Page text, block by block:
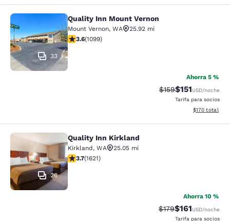
Quality Inn Mount Vernon
33
Quality Inn Mount Vernon
Mount Vernon, WA
25.92 mi
calificación de 3.6 estrellas. Bueno. 1099 reseñas
3.6(1099)
Ahorra 5 %
Precio tachado:
$159Precio con
$151USD/noche
Tarifa para socios
Ver detalles
$170 total
Quality Inn Kirkland
26
Quality Inn Kirkland
Kirkland, WA
25.05 mi
calificación de 3.69 estrellas. Bueno. 1621 reseñas
3.7(1621)
Ahorra 10 %
Precio tachado:
$179Precio con
$161USD/noche
Tarifa para socios